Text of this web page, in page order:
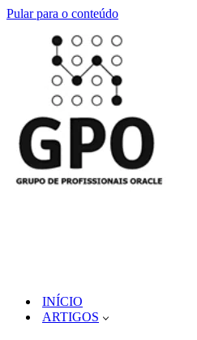
Pular para o conteúdo
INÍCIO
ARTIGOS